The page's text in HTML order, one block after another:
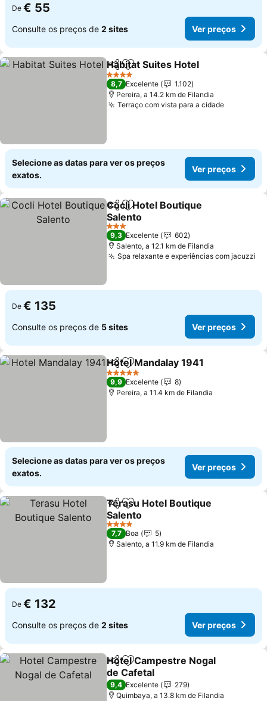
De € 55
Consulte os preços de 2 sites Ver preços
PartilharAdicionar aos favoritos
Habitat Suites Hotel
4 Estrelas
8,7 Excelente
1.102
Pereira, a 14.2 km de Filandia
Terraço com vista para a cidade
Selecione as datas para ver os preços
exatos.
Ver preços
PartilharAdicionar aos favoritos
Cocli Hotel Boutique
Salento
3 Estrelas
9,3 Excelente
602
Salento, a 12.1 km de Filandia
Spa relaxante e experiências com jacuzzi
De € 135
Consulte os preços de 5 sites Ver preços
PartilharAdicionar aos favoritos
Hotel Mandalay 1941
5 Estrelas
9,9 Excelente
8
Pereira, a 11.4 km de Filandia
Selecione as datas para ver os preços
exatos.
Ver preços
PartilharAdicionar aos favoritos
Terasu Hotel Boutique
Salento
4 Estrelas
7,7 Boa
5
Salento, a 11.9 km de Filandia
De € 132
Consulte os preços de 2 sites Ver preços
PartilharAdicionar aos favoritos
Hotel Campestre Nogal
de Cafetal
9,4 Excelente
279
Quimbaya, a 13.8 km de Filandia